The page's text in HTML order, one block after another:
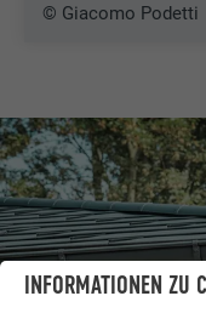
© Giacomo Podetti
INFORMATIONEN ZU